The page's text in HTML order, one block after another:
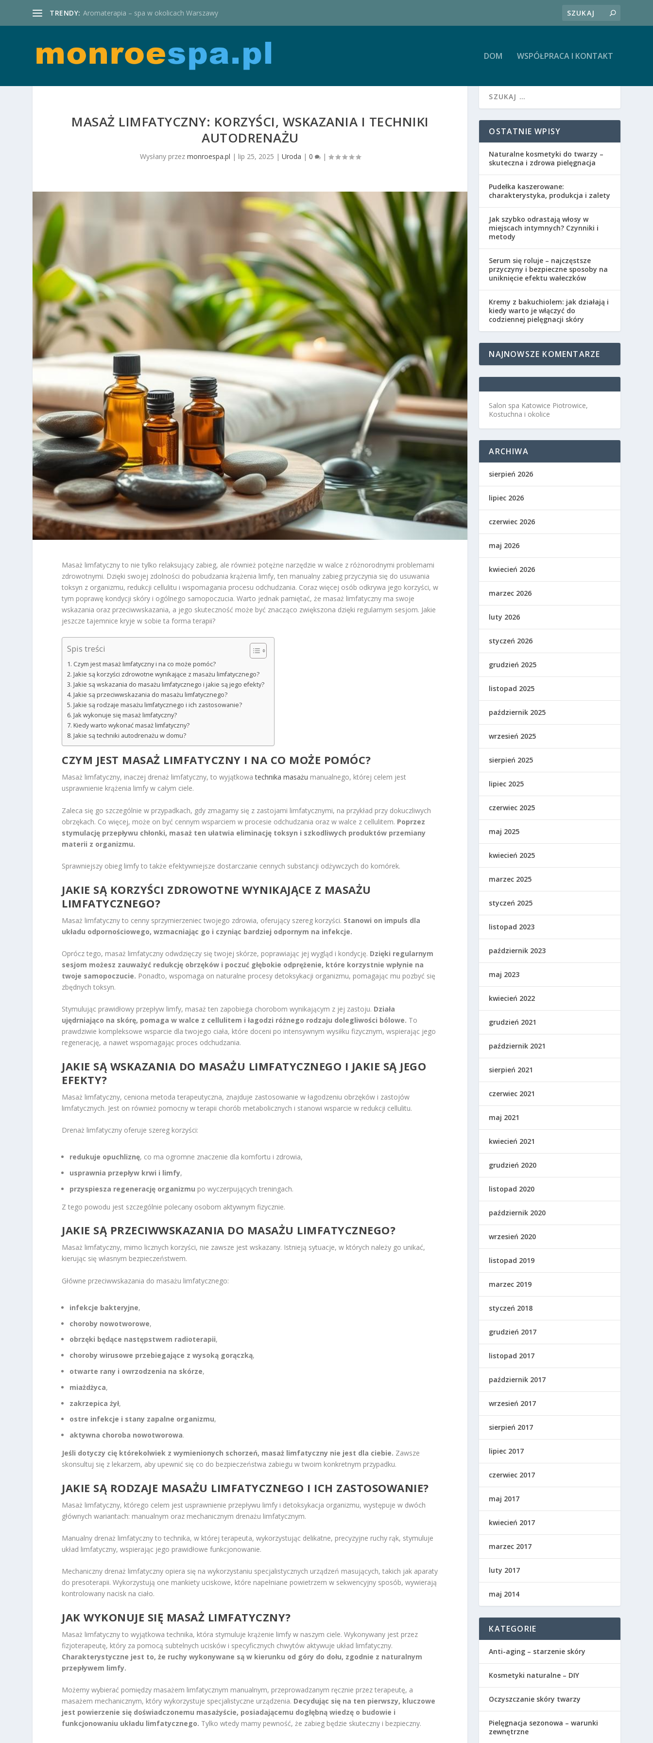
TRENDY: Aromaterapia – spa w okolicach Warszawy
DOM WSPÓŁPRACA I KONTAKT
MASAŻ LIMFATYCZNY: KORZYŚCI, WSKAZANIA I TECHNIKI
AUTODRENAŻU
Wysłany przez monroespa.pl | lip 25, 2025 | Uroda | 0 |
Masaż limfatyczny to nie tylko relaksujący zabieg, ale również potężne narzędzie w walce z różnorodnymi problemami
zdrowotnymi. Dzięki swojej zdolności do pobudzania krążenia limfy, ten manualny zabieg przyczynia się do usuwania
toksyn z organizmu, redukcji cellulitu i wspomagania procesu odchudzania. Coraz więcej osób odkrywa jego korzyści, w
tym poprawę kondycji skóry i ogólnego samopoczucia. Warto jednak pamiętać, że masaż limfatyczny ma swoje
wskazania oraz przeciwwskazania, a jego skuteczność może być znacząco zwiększona dzięki regularnym sesjom. Jakie
jeszcze tajemnice kryje w sobie ta forma terapii?
Spis treści
Czym jest masaż limfatyczny i na co może pomóc?
Jakie są korzyści zdrowotne wynikające z masażu limfatycznego?
Jakie są wskazania do masażu limfatycznego i jakie są jego efekty?
Jakie są przeciwwskazania do masażu limfatycznego?
Jakie są rodzaje masażu limfatycznego i ich zastosowanie?
Jak wykonuje się masaż limfatyczny?
Kiedy warto wykonać masaż limfatyczny?
Jakie są techniki autodrenażu w domu?
CZYM JEST MASAŻ LIMFATYCZNY I NA CO MOŻE POMÓC?
Masaż limfatyczny, inaczej drenaż limfatyczny, to wyjątkowatechnika masażu manualnego, której celem jest
usprawnienie krążenia limfy w całym ciele.
Zaleca się go szczególnie w przypadkach, gdy zmagamy się z zastojami limfatycznymi, na przykład przy dokuczliwych
obrzękach. Co więcej, może on być cennym wsparciem w procesie odchudzania oraz w walce z cellulitem. Poprzez
stymulację przepływu chłonki, masaż ten ułatwia eliminację toksyn i szkodliwych produktów przemiany
materii z organizmu.
Sprawniejszy obieg limfy to także efektywniejsze dostarczanie cennych substancji odżywczych do komórek.
JAKIE SĄ KORZYŚCI ZDROWOTNE WYNIKAJĄCE Z MASAŻU
LIMFATYCZNEGO?
Masaż limfatyczny to cenny sprzymierzeniec twojego zdrowia, oferujący szereg korzyści. Stanowi on impuls dla
układu odpornościowego, wzmacniając go i czyniąc bardziej odpornym na infekcje.
Oprócz tego, masaż limfatyczny odwdzięczy się twojej skórze, poprawiając jej wygląd i kondycję. Dzięki regularnym
sesjom możesz zauważyć redukcję obrzęków i poczuć głębokie odprężenie, które korzystnie wpłynie na
twoje samopoczucie. Ponadto, wspomaga on naturalne procesy detoksykacji organizmu, pomagając mu pozbyć się
zbędnych toksyn.
Stymulując prawidłowy przepływ limfy, masaż ten zapobiega chorobom wynikającym z jej zastoju. Działa
ujędrniająco na skórę, pomaga w walce z cellulitem i łagodzi różnego rodzaju dolegliwości bólowe. To
prawdziwie kompleksowe wsparcie dla twojego ciała, które doceni po intensywnym wysiłku fizycznym, wspierając jego
regenerację, a nawet wspomagając proces odchudzania.
JAKIE SĄ WSKAZANIA DO MASAŻU LIMFATYCZNEGO I JAKIE SĄ JEGO
EFEKTY?
Masaż limfatyczny, ceniona metoda terapeutyczna, znajduje zastosowanie w łagodzeniu obrzęków i zastojów
limfatycznych. Jest on również pomocny w terapii chorób metabolicznych i stanowi wsparcie w redukcji cellulitu.
Drenaż limfatyczny oferuje szereg korzyści:
redukuje opuchliznę, co ma ogromne znaczenie dla komfortu i zdrowia,
usprawnia przepływ krwi i limfy,
przyspiesza regenerację organizmu po wyczerpujących treningach.
Z tego powodu jest szczególnie polecany osobom aktywnym fizycznie.
JAKIE SĄ PRZECIWWSKAZANIA DO MASAŻU LIMFATYCZNEGO?
Masaż limfatyczny, mimo licznych korzyści, nie zawsze jest wskazany. Istnieją sytuacje, w których należy go unikać,
kierując się własnym bezpieczeństwem.
Główne przeciwwskazania do masażu limfatycznego:
infekcje bakteryjne,
choroby nowotworowe,
obrzęki będące następstwem radioterapii,
choroby wirusowe przebiegające z wysoką gorączką,
otwarte rany i owrzodzenia na skórze,
miażdżyca,
zakrzepica żył,
ostre infekcje i stany zapalne organizmu,
aktywna choroba nowotworowa.
Jeśli dotyczy cię którekolwiek z wymienionych schorzeń, masaż limfatyczny nie jest dla ciebie. Zawsze
skonsultuj się z lekarzem, aby upewnić się co do bezpieczeństwa zabiegu w twoim konkretnym przypadku.
JAKIE SĄ RODZAJE MASAŻU LIMFATYCZNEGO I ICH ZASTOSOWANIE?
Masaż limfatyczny, którego celem jest usprawnienie przepływu limfy i detoksykacja organizmu, występuje w dwóch
głównych wariantach: manualnym oraz mechanicznym drenażu limfatycznym.
Manualny drenaż limfatyczny to technika, w której terapeuta, wykorzystując delikatne, precyzyjne ruchy rąk, stymuluje
układ limfatyczny, wspierając jego prawidłowe funkcjonowanie.
Mechaniczny drenaż limfatyczny opiera się na wykorzystaniu specjalistycznych urządzeń masujących, takich jak aparaty
do presoterapii. Wykorzystują one mankiety uciskowe, które napełniane powietrzem w sekwencyjny sposób, wywierają
kontrolowany nacisk na ciało.
JAK WYKONUJE SIĘ MASAŻ LIMFATYCZNY?
Masaż limfatyczny to wyjątkowa technika, która stymuluje krążenie limfy w naszym ciele. Wykonywany jest przez
fizjoterapeutę, który za pomocą subtelnych ucisków i specyficznych chwytów aktywuje układ limfatyczny.
Charakterystyczne jest to, że ruchy wykonywane są w kierunku od góry do dołu, zgodnie z naturalnym
przepływem limfy.
Możemy wybierać pomiędzy masażem limfatycznym manualnym, przeprowadzanym ręcznie przez terapeutę, a
masażem mechanicznym, który wykorzystuje specjalistyczne urządzenia. Decydując się na ten pierwszy, kluczowe
jest powierzenie się doświadczonemu masażyście, posiadającemu dogłębną wiedzę o budowie i
funkcjonowaniu układu limfatycznego. Tylko wtedy mamy pewność, że zabieg będzie skuteczny i bezpieczny.
OSTATNIE WPISY
Naturalne kosmetyki do twarzy –
skuteczna i zdrowa pielęgnacja
Pudełka kaszerowane:
charakterystyka, produkcja i zalety
Jak szybko odrastają włosy w
miejscach intymnych? Czynniki i
metody
Serum się roluje – najczęstsze
przyczyny i bezpieczne sposoby na
uniknięcie efektu wałeczków
Kremy z bakuchiolem: jak działają i
kiedy warto je włączyć do
codziennej pielęgnacji skóry
NAJNOWSZE KOMENTARZE
Salon spa Katowice Piotrowice,
Kostuchna i okolice
ARCHIWA
sierpień 2026
lipiec 2026
czerwiec 2026
maj 2026
kwiecień 2026
marzec 2026
luty 2026
styczeń 2026
grudzień 2025
listopad 2025
październik 2025
wrzesień 2025
sierpień 2025
lipiec 2025
czerwiec 2025
maj 2025
kwiecień 2025
marzec 2025
styczeń 2025
listopad 2023
październik 2023
maj 2023
kwiecień 2022
grudzień 2021
październik 2021
sierpień 2021
czerwiec 2021
maj 2021
kwiecień 2021
grudzień 2020
listopad 2020
październik 2020
wrzesień 2020
listopad 2019
marzec 2019
styczeń 2018
grudzień 2017
listopad 2017
październik 2017
wrzesień 2017
sierpień 2017
lipiec 2017
czerwiec 2017
maj 2017
kwiecień 2017
marzec 2017
luty 2017
maj 2014
KATEGORIE
Anti-aging – starzenie skóry
Kosmetyki naturalne – DIY
Oczyszczanie skóry twarzy
Pielęgnacja sezonowa – warunki
zewnętrzne